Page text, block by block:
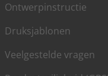
Ontwerpinstructie
Druksjablonen
Veelgestelde vragen